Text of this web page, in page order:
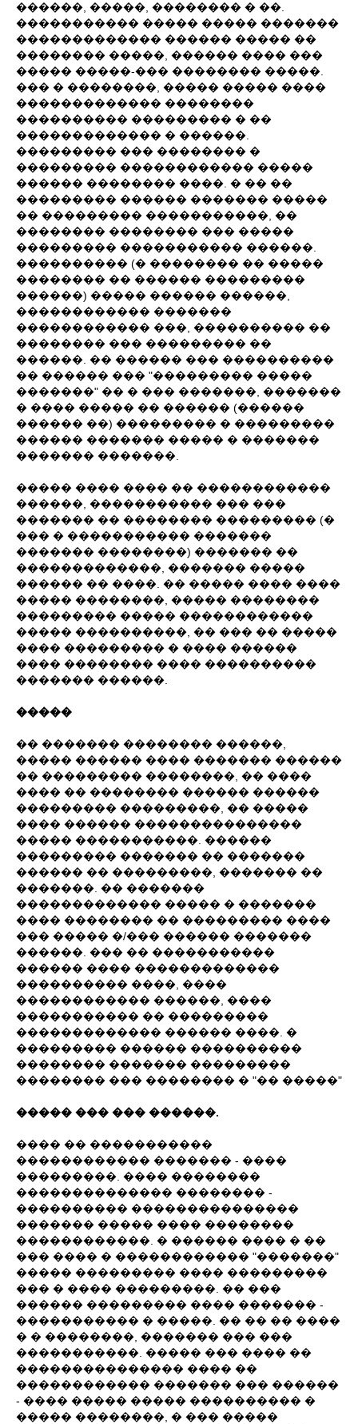
������, �����, �������� � ��.
����������� ����� ����� �������
������������� ������ ����� ��
�������� �����, ������ ���� ���
����� �����-��� �������� �����.
��� � ��������, ����� ����� ����
������������� ��������
���������� ��������� � ��
������������� � ������.
��������� ��� �������� �
��������� ������������ �����
������ �������� ����. � �� ��
��������� ������ ������� �����
�� ��������� �����������, ��
�������� �������� ��� �����
��������� ����������� ������.
���������� (� �������� �� �����
�������� �� ������ ���������
������) ����� ������ ������,
������������ �������
������������ ���, ���������� ��
�������� ��� ��������� ��
������. �� ������ ��� ����������
�� ������ ��� "��������� �����
�������" �� � ��� �������, �������
� ���� ����� �� ������ (������
������ ��) ��������� � ���������
������ ������� ����� � �������
������� �������.
����� ���� ���� �� ������������
������, ����������� ��� ���
������� �� �������� ��������� (�
��� � ����������� �������
������� ��������) ������� ��
�������������, ������� �����
������ �� ����. �� ����� ���� ����
����� ��������, ����� ��������
��������� ����� ������������
����� ����������, �� ��� �� �����
���� ��������� � ���� ������
���� �������� ���� ����������
������� ������.
�����
�� ������� �������� ������,
����� ������ ���� ������� ������
�� ��������� ��������, �� ����
���� �� �������� ������ ������
��������� ���������, �� �����
���� ������ ���������������
����� �����������. ������
��������� ������� �� �������
������ �� ���������, ������� ��
�������. �� �������
������������� ����� � �������
���� �������� �� ��������� ����
��� ����� �/��� ������ �������
������. ��� �� �����������
������ ���� �������������
���������� ����, ����
������������ ������, ����
����������� �� ���������
������������� ������ ����. �
��������� ������ ����������
�������� ������� ���������
�������� ��� �������� � "�� �����"
����� ��� ��� ������.
���� �� �����������
������������ ������� - ����
���������. ���� ��������
�������������� �������� -
���������� ���������������
������� ����� ���� ��������
������������. � ������ ���� � ��
��� ���� � ������������ "�������"
����� ��������� ���� ���������
��� � ���� ���������. �� ���
������ ��������� ���� ������� -
����������� � �����. �� �� �� ����
� � ��������, ������� ��� ���
�����������. ����� ��� ���� ��
��������������� ���� ��
������������ ������� ��� ������
- ���� ����� ����� ���������� �
����� ��������, � ��� �����